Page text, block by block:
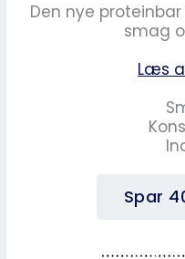
Den nye
smag
Læs
Spar